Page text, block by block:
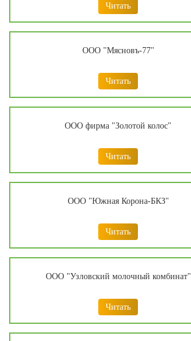
Читать
ООО "Мясновъ-77"
Читать
ООО фирма "Золотой колос"
Читать
ООО "Южная Корона-БКЗ"
Читать
ООО "Узловский молочный комбинат"
Читать